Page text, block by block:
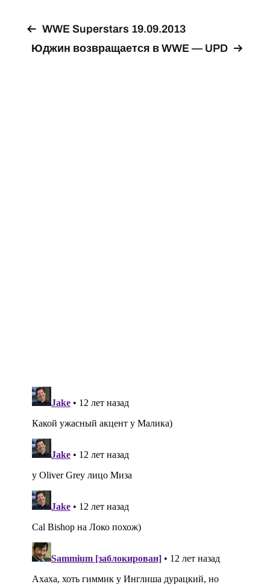
WWE Superstars 19.09.2013
Юджин возвращается в WWE — UPD